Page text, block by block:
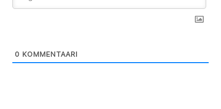
0 KOMMENTAARI